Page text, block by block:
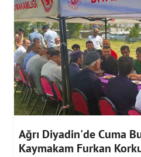
Ağrı Diyadin'de Cuma
Kaymakam Furkan